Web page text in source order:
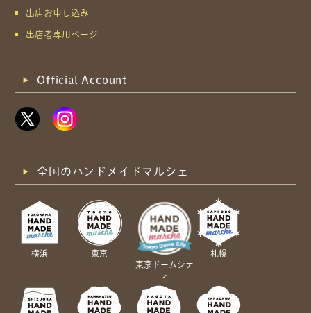
出店お申し込み
出店者専用ページ
Official Account
全国のハンドメイドマルシェ
横浜
東京
東京ドームシテ
ィ
札幌